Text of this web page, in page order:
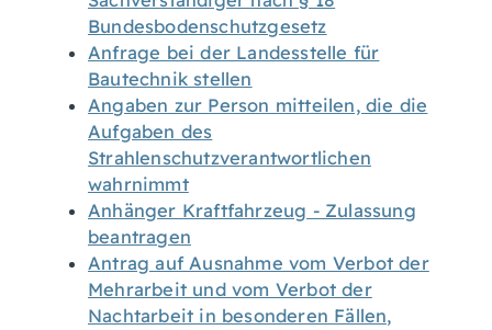
Bundesbodenschutzgesetz
Anfrage bei der Landesstelle für
Bautechnik stellen
Angaben zur Person mitteilen, die die
Aufgaben des
Strahlenschutzverantwortlichen
wahrnimmt
Anhänger Kraftfahrzeug - Zulassung
beantragen
Antrag auf Ausnahme vom Verbot der
Mehrarbeit und vom Verbot der
Nachtarbeit in besonderen Fällen,